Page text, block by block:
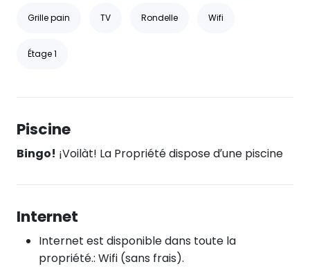
Grille pain TV Rondelle Wifi
Étage 1
Piscine
Bingo! ¡Voilàt! La Propriété dispose d’une piscine
Internet
Internet est disponible dans toute la
propriété.: Wifi (sans frais).